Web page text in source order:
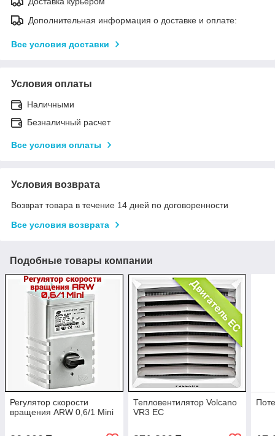
Дополнительная информация о доставке и оплате:
Все условия доставки
Условия оплаты
Наличными
Безналичный расчет
Все условия оплаты
Условия возврата
Возврат товара в течение 14 дней по договоренности
Все условия возврата
Подобные товары компании
Регулятор скорости
вращения ARW 0,6/1 Mini
Тепловентилятор Volcano
VR3 EC